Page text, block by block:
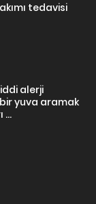
tedavisi
alerji
yuva aramak
...